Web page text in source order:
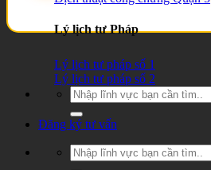
Lý lịch tư Pháp
Lý lịch tư pháp số 1
Lý lịch tư pháp số 2
Đăng ký tư vấn